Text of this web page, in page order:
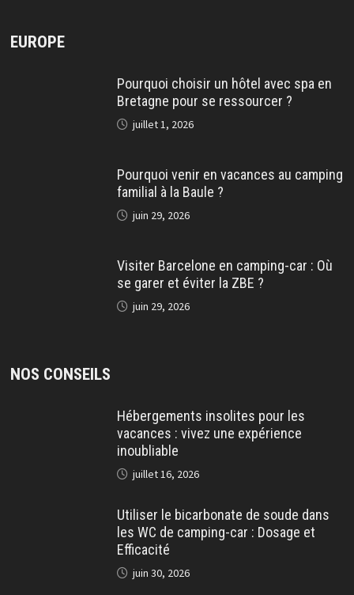
EUROPE
Pourquoi choisir un hôtel avec spa en
Bretagne pour se ressourcer ?
juillet 1, 2026
Pourquoi venir en vacances au camping
familial à la Baule ?
juin 29, 2026
Visiter Barcelone en camping-car : Où
se garer et éviter la ZBE ?
juin 29, 2026
NOS CONSEILS
Hébergements insolites pour les
vacances : vivez une expérience
inoubliable
juillet 16, 2026
Utiliser le bicarbonate de soude dans
les WC de camping-car : Dosage et
Efficacité
juin 30, 2026